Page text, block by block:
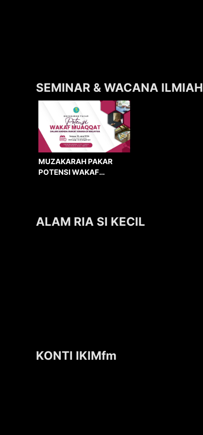
SEMINAR & WACANA ILMIAH
MUZAKARAH PAKAR
POTENSI WAKAF
ALAM RIA SI KECIL
KONTI IKIMfm